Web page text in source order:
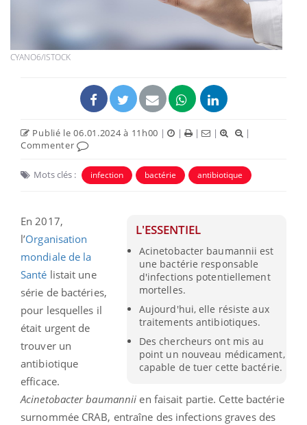
CYANO6/ISTOCK
Publié le 06.01.2024 à 11h00 | | | |
|
Commenter
Mots clés : infection bactérie antibiotique
L'ESSENTIEL
Acinetobacter baumannii est
une bactérie responsable
d'infections potentiellement
mortelles.
Aujourd'hui, elle résiste aux
traitements antibiotiques.
Des chercheurs ont mis au
point un nouveau médicament,
capable de tuer cette bactérie.
En 2017,
l’Organisation
mondiale de la
Santé listait une
série de bactéries,
pour lesquelles il
était urgent de
trouver un
antibiotique
efficace.
Acinetobacter baumannii en faisait partie. Cette bactérie
surnommée CRAB, entraîne des infections graves des